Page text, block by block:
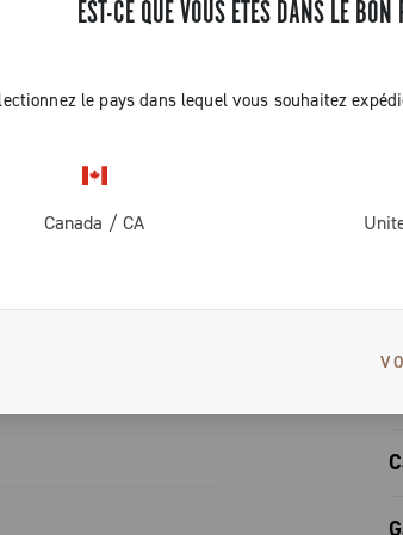
EST-CE QUE VOUS ÊTES DANS LE BON
le pays dans lequel vous souhaitez
Canada /CA
alto
incluso en
garantizar
du groupe.
sur le